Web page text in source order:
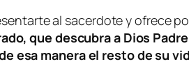
al sacerdote y ofrece
que descubra a Dios
esa manera el resto de su